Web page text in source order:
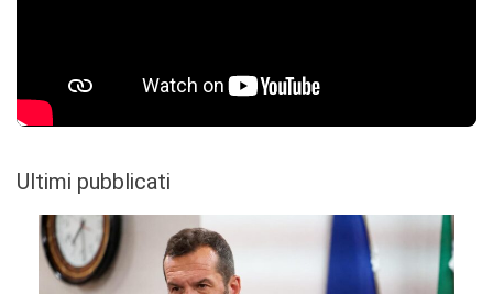
Ultimi pubblicati